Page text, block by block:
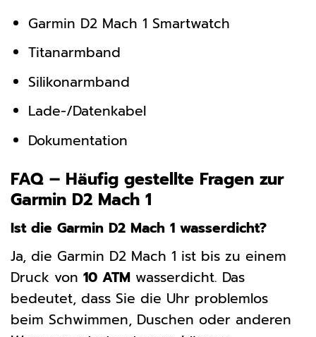
Garmin D2 Mach 1 Smartwatch
Titanarmband
Silikonarmband
Lade-/Datenkabel
Dokumentation
FAQ – Häufig gestellte Fragen zur
Garmin D2 Mach 1
Ist die Garmin D2 Mach 1 wasserdicht?
Ja, die Garmin D2 Mach 1 ist bis zu einem
Druck von 10 ATM wasserdicht. Das
bedeutet, dass Sie die Uhr problemlos
beim Schwimmen, Duschen oder anderen